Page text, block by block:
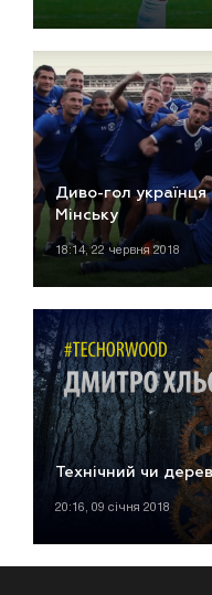
Диво-гол українця
Мінську
18:14, 22 червня 2018
Технічний чи
20:16, 09 січня 2018